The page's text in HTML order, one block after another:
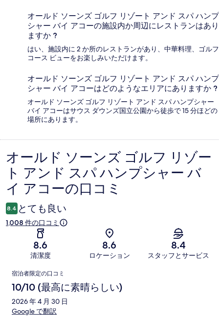
オールド ソーンズ ゴルフ リゾート アンド スパ ハンプ
シャー バイ アコーの施設内か周辺にレストランはあり
ますか ?
はい、施設内に 2 か所のレストランがあり、中華料理、ゴルフ
コース ビューをお楽しみいただけます。
オールド ソーンズ ゴルフ リゾート アンド スパ ハンプ
シャー バイ アコーはどのようなエリアにありますか ?
オールド ソーンズ ゴルフ リゾート アンド スパ ハンプシャー
バイ アコーはサウス ダウンズ国立公園から徒歩で 15 分ほどの
場所にあります。
口
コ
ミ
オールド ソーンズ ゴルフ リゾー
ト アンド スパ ハンプシャー バ
イ アコーの口コミ
8.4 とても良い
1,008 件の口コミ
8.6
清潔度
8.6
ロケーション
8.4
スタッフとサービス
口
コ
ミ
宿泊者限定の口コミ
10/10 (最高に素晴らしい)
2026 年 4 月 30 日
Google で翻訳